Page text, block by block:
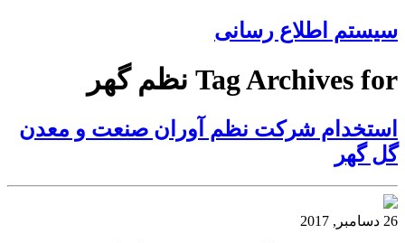
سیستم اطلاع رسانی
Tag Archives for نظم گهر
استخدام شركت نظم آوران صنعت و معدن
گل گهر
26 دسامبر, 2017